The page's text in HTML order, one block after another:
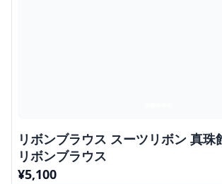
リボンブラウス スーツリボン 真珠
リボンブラウス
¥5,100